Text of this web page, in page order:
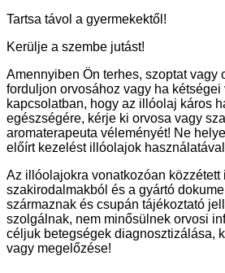
Tartsa távol a gyermekektől!
Kerülje a szembe jutást!
Amennyiben Ön terhes, szoptat vagy
forduljon orvosához vagy ha kétségei
kapcsolatban, hogy az illóolaj káros
egészségére, kérje ki orvosa vagy
aromaterapeuta véleményét! Ne
előírt kezelést illóolajok
Az illóolajokra vonatkozóan közzétett
szakirodalmakból és a gyártó
származnak és csupán tájékoztató
szolgálnak, nem minősülnek orvosi
céljuk betegségek diagnosztizálása,
vagy megelőzése!